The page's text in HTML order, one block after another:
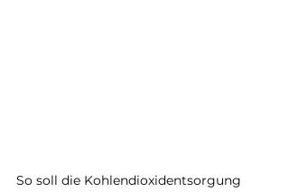
So soll die Kohlendioxidentsorgung